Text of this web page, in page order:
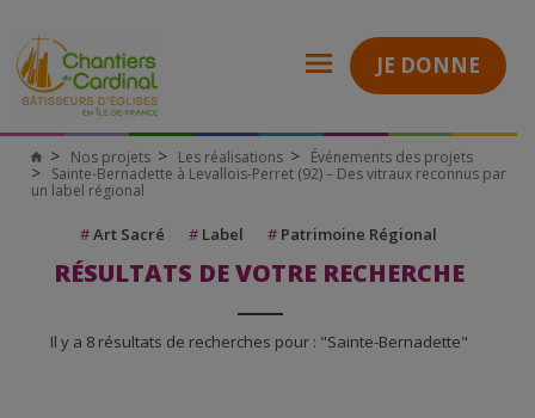
JE DONNE
Nos projets Les réalisations
Événements des projets
Sainte-Bernadette à Levallois-Perret (92) – Des vitraux reconnus par
un label régional
#Art Sacré # Label # Patrimoine Régional
RÉSULTATS DE VOTRE RECHERCHE
Il y a 8 résultats de recherches pour : "Sainte-Bernadette"